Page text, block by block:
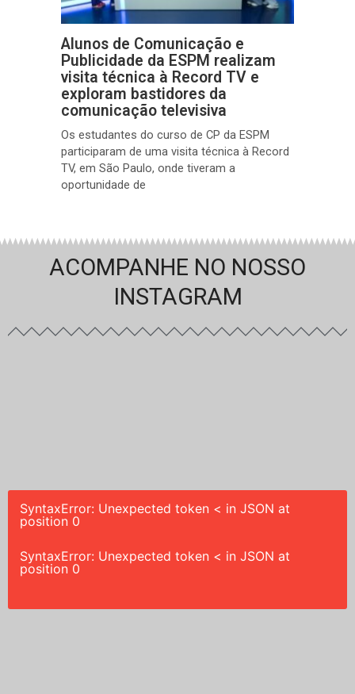
Alunos de Comunicação e
Publicidade da ESPM realizam
visita técnica à Record TV e
exploram bastidores da
comunicação televisiva
Os estudantes do curso de CP da ESPM
participaram de uma visita técnica à Record
TV, em São Paulo, onde tiveram a
oportunidade de
ACOMPANHE NO NOSSO
INSTAGRAM
SyntaxError: Unexpected token < in JSON at
position 0
SyntaxError: Unexpected token < in JSON at
position 0